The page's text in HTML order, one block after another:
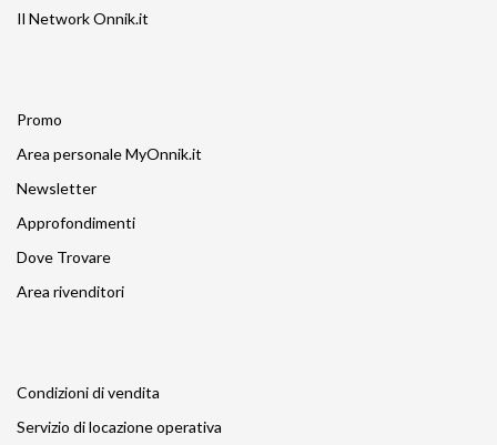
Il Network Onnik.it
Promo
Area personale MyOnnik.it
Newsletter
Approfondimenti
Dove Trovare
Area rivenditori
Condizioni di vendita
Servizio di locazione operativa